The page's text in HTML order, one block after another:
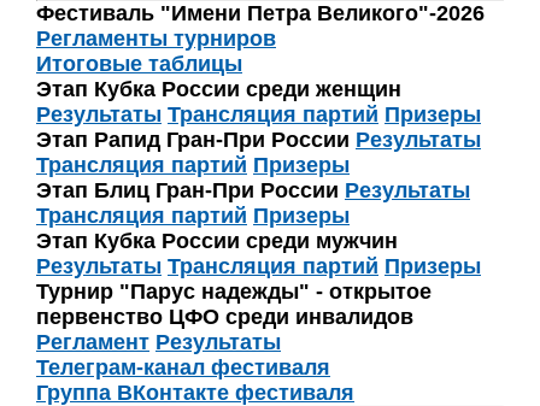
Фестиваль "Имени Петра Великого"-2026
Регламенты турниров
Итоговые таблицы
Этап Кубка России среди женщин
Результаты Трансляция партий Призеры
Этап Рапид Гран-При России Результаты
Трансляция партий Призеры
Этап Блиц Гран-При России Результаты
Трансляция партий Призеры
Этап Кубка России среди мужчин
Результаты Трансляция партий Призеры
Турнир "Парус надежды" - открытое
первенство ЦФО среди инвалидов
Регламент Результаты
Телеграм-канал фестиваля
Группа ВКонтакте фестиваля